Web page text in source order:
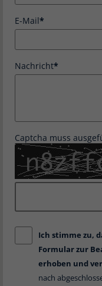
E-Mail
Nachricht
Captcha muss
Ich stimme zu,
Formular zur
erhoben und
nach